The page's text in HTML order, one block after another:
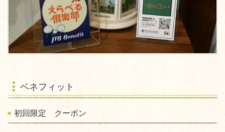
ベネフィット
初回限定 クーポン